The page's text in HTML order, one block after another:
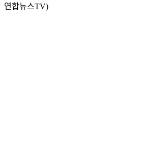
통해 취업이나 창업을 돕고 있어 큰 호응을